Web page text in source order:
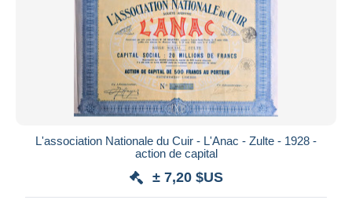
L'association Nationale du Cuir - L'Anac - Zulte - 1928 -
action de capital
± 7,20 $US